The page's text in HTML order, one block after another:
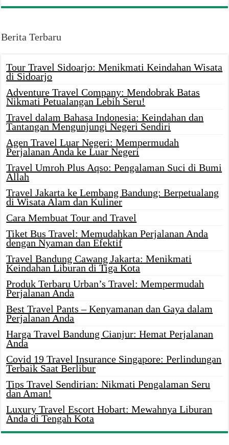
Berita Terbaru
Tour Travel Sidoarjo: Menikmati Keindahan Wisata
di Sidoarjo
Adventure Travel Company: Mendobrak Batas
Nikmati Petualangan Lebih Seru!
Travel dalam Bahasa Indonesia: Keindahan dan
Tantangan Mengunjungi Negeri Sendiri
Agen Travel Luar Negeri: Mempermudah
Perjalanan Anda ke Luar Negeri
Travel Umroh Plus Aqso: Pengalaman Suci di Bumi
Allah
Travel Jakarta ke Lembang Bandung: Berpetualang
di Wisata Alam dan Kuliner
Cara Membuat Tour and Travel
Tiket Bus Travel: Memudahkan Perjalanan Anda
dengan Nyaman dan Efektif
Travel Bandung Cawang Jakarta: Menikmati
Keindahan Liburan di Tiga Kota
Produk Terbaru Urban’s Travel: Mempermudah
Perjalanan Anda
Best Travel Pants – Kenyamanan dan Gaya dalam
Perjalanan Anda
Harga Travel Bandung Cianjur: Hemat Perjalanan
Anda
Covid 19 Travel Insurance Singapore: Perlindungan
Terbaik Saat Berlibur
Tips Travel Sendirian: Nikmati Pengalaman Seru
dan Aman!
Luxury Travel Escort Hobart: Mewahnya Liburan
Anda di Tengah Kota